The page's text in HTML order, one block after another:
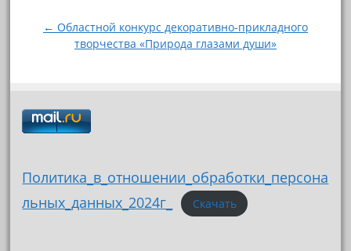
записям
← Областной конкурс декоративно-прикладного
творчества «Природа глазами души»
Политика_в_отношении_обработки_персона
льных_данных_2024г_
Скачать